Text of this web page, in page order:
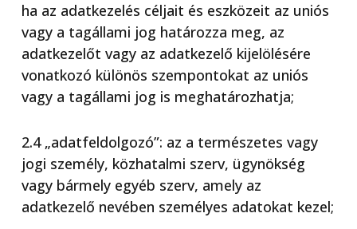
ha az adatkezelés céljait és eszközeit az uniós
vagy a tagállami jog határozza meg, az
adatkezelőt vagy az adatkezelő kijelölésére
vonatkozó különös szempontokat az uniós
vagy a tagállami jog is meghatározhatja;
2.4 „adatfeldolgozó”: az a természetes vagy
jogi személy, közhatalmi szerv, ügynökség
vagy bármely egyéb szerv, amely az
adatkezelő nevében személyes adatokat kezel;